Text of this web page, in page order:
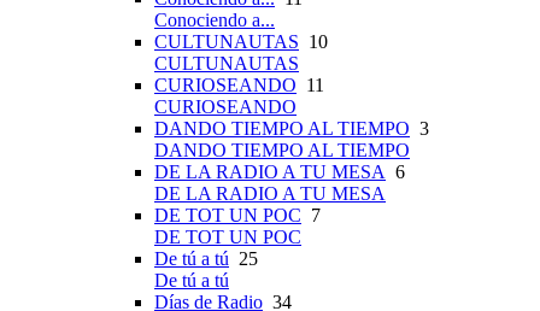
Conociendo a...
CULTUNAUTAS 10
CULTUNAUTAS
CURIOSEANDO 11
CURIOSEANDO
DANDO TIEMPO AL TIEMPO 3
DANDO TIEMPO AL TIEMPO
DE LA RADIO A TU MESA 6
DE LA RADIO A TU MESA
DE TOT UN POC 7
DE TOT UN POC
De tú a tú 25
De tú a tú
Días de Radio 34